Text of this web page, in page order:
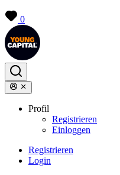
0
Profil
Registrieren
Einloggen
Registrieren
Login